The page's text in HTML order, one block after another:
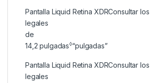
Pantalla Liquid Retina XDRConsultar
legales
de
14,2 pulgadas◊“pulgadas”
Pantalla Liquid Retina XDRConsultar
legales